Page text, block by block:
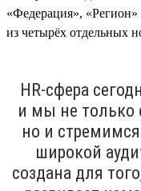
«Федерация»,
из четырёх отдельных
HR-сфера
и мы не только
но и
широкой
создана для